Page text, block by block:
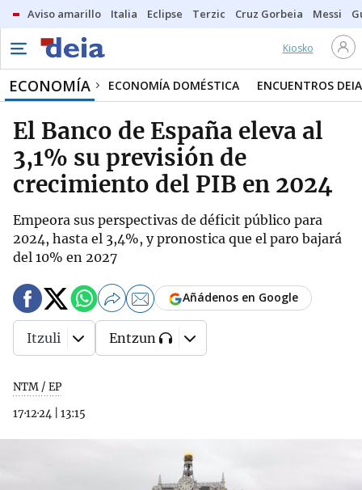
Aviso amarillo Italia Eclipse Terzic Cruz Gorbeia Messi
Kiosko
ECONOMÍA ECONOMÍA DOMÉSTICA ENCUENTROS DEIA
El Banco de España eleva al
3,1% su previsión de
crecimiento del PIB en 2024
Empeora sus perspectivas de déficit público para
2024, hasta el 3,4%, y pronostica que el paro bajará
del 10% en 2027
NTM / EP
17·12·24
13:15
Añádenos en Google
Itzuli Entzun